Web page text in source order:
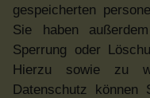
gespeicherten
Sie haben
Sperrung oder
Hierzu sowie zu
Datenschutz